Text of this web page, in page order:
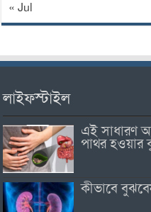
« Jul
লাইফস্টাইল
এই সাধারণ
পাথর হওয়ার
কীভাবে